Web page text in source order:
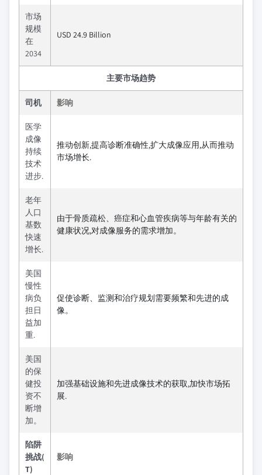
市场
规模
在
2034
USD 24.9 Billion
主要市场趋势
司机 影响
医学
成像
持续
技术
进步.
推动创新,提高诊断准确性,扩大成像应用,从而推动
市场增长.
老年
人口
基数
快速
增长.
由于骨质疏松、癌症和心血管疾病等与年龄有关的
健康状况,对成像服务的需求增加。
美国
慢性
病负
担日
益加
重.
促使诊断、监测和治疗规划需要频繁和先进的成
像。
美国
的保
健投
资不
断增
加。
加强基础设施和先进成像技术的获取,加快市场拓
展.
陷阱
挑战(
T)
影响